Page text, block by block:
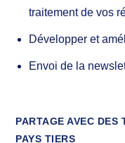
traitement de vos
Développer et
Envoi de la
PARTAGE AVEC DES
PAYS TIERS